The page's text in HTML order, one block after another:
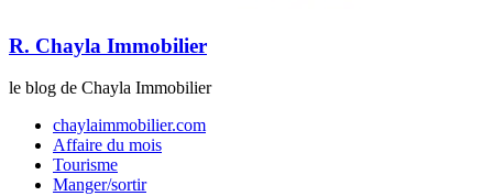
R. Chayla Immobilier
le blog de Chayla Immobilier
chaylaimmobilier.com
Affaire du mois
Tourisme
Manger/sortir